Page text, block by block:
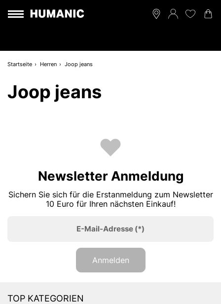
Startseite Herren Joop jeans
Joop jeans
Newsletter Anmeldung
Sichern Sie sich für die Erstanmeldung zum Newsletter
10 Euro für Ihren nächsten Einkauf!
E-Mail-Adresse (*)
Anmelden
TOP KATEGORIEN